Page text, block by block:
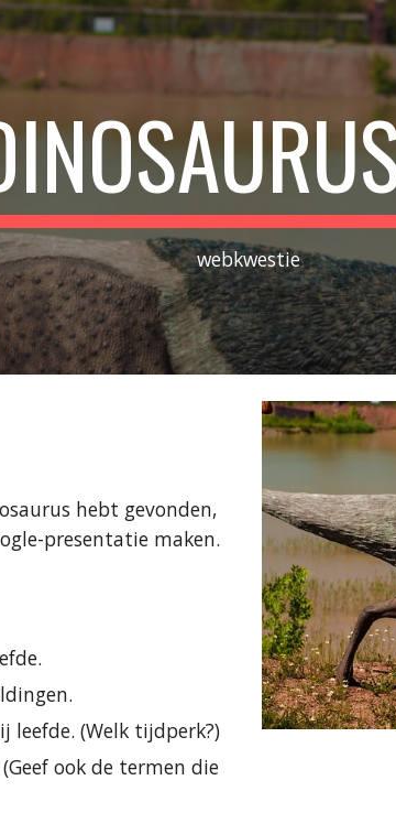
Skip to navigation
webkwestie
hebt gevonden,
presentatie maken.
leefde. (Welk tijdperk?)
ook de termen die